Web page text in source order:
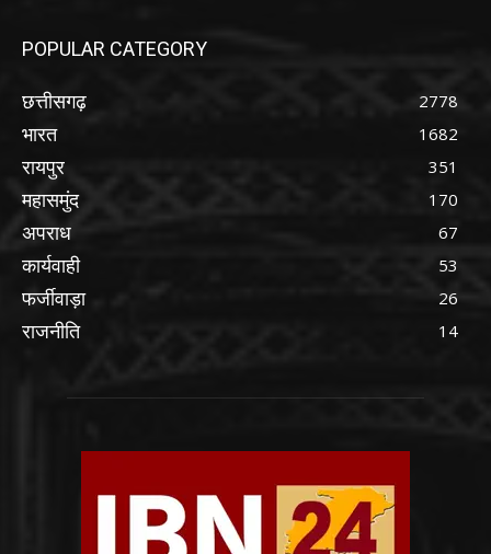
POPULAR CATEGORY
छत्तीसगढ़ 2778
भारत 1682
रायपुर 351
महासमुंद 170
अपराध 67
कार्यवाही 53
फर्जीवाड़ा 26
राजनीति 14